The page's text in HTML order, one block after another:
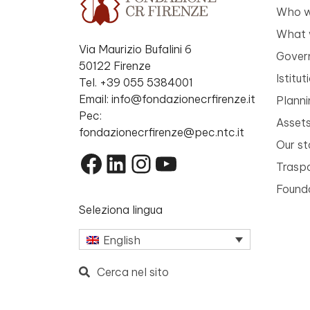
Via Maurizio Bufalini 6
50122 Firenze
Tel. +39 055 5384001
Email: info@fondazionecrfirenze.it
Pec:
fondazionecrfirenze@pec.ntc.it
Facebook
LinkedIn
Instagram
YouTube
Seleziona lingua
English
Cerca nel sito
Who
What
Our